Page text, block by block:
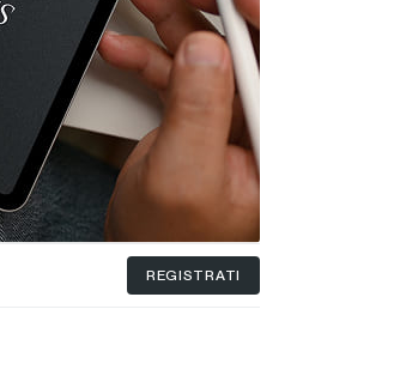
REGISTRATI